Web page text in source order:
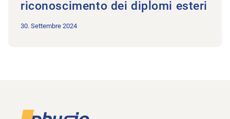
riconoscimento dei diplomi esteri
30. Settembre 2024
Piè di pagina